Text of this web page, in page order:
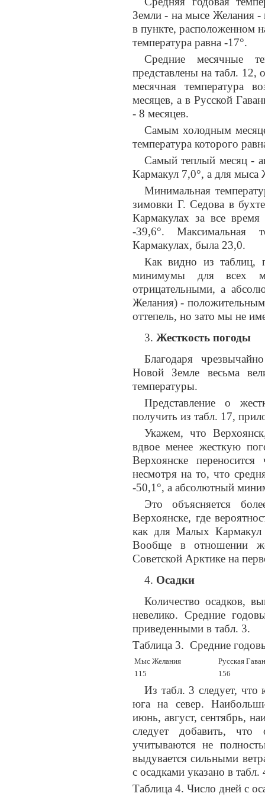
Земли - на мысе Желания -
в пункте, расположенном
температура равна -17°.
Средние месячные
представлены на табл. 12,
месячная температура
месяцев, а в Русской
- 8 месяцев.
Самым холодным
температура которого
Самый теплый месяц -
Кармакул 7,0°, а для
Минимальная
зимовки Г. Седова в
Кармакулах за все
-39,6°. Максимальная
Кармакулах, была 23,0.
Как видно из таблиц,
минимумы для всex
отрицательными, а
Желания) -
оттепель, но зато мы не
Жесткость погоды
Благодаря
Новой Земле весьма
температуры.
Представление о
получить из табл. 17,
Укажем, что
вдвое менее жесткую
Верхоянске
несмотря на то, что
-50,1°, а абсолютный
Это объясняется
Верхоянске, где
как для Малых
Вообще в отношении
Советской Арктике на
Осадки
Количество осадков,
невелико. Средние
приведенными в табл. 3.
Таблица 3. Средние
Мыс Желания
115
Русская
156
Из табл. 3 следует, что
юга на север.
июнь, август, сентябрь,
следует добавить,
учитываются не
выдувается сильными
с осадками указано в табл.
Таблица 4. Число дней с